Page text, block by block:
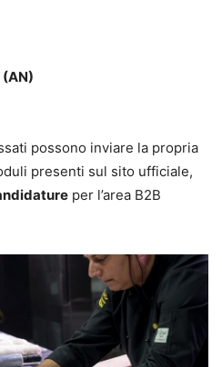
possono inviare la propria
presenti sul sito ufficiale,
per l’area B2B